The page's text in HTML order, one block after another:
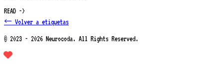
READ ->
← Volver a etiquetas
© 2023 - 2026 Neurocoda. All Rights Reserved.